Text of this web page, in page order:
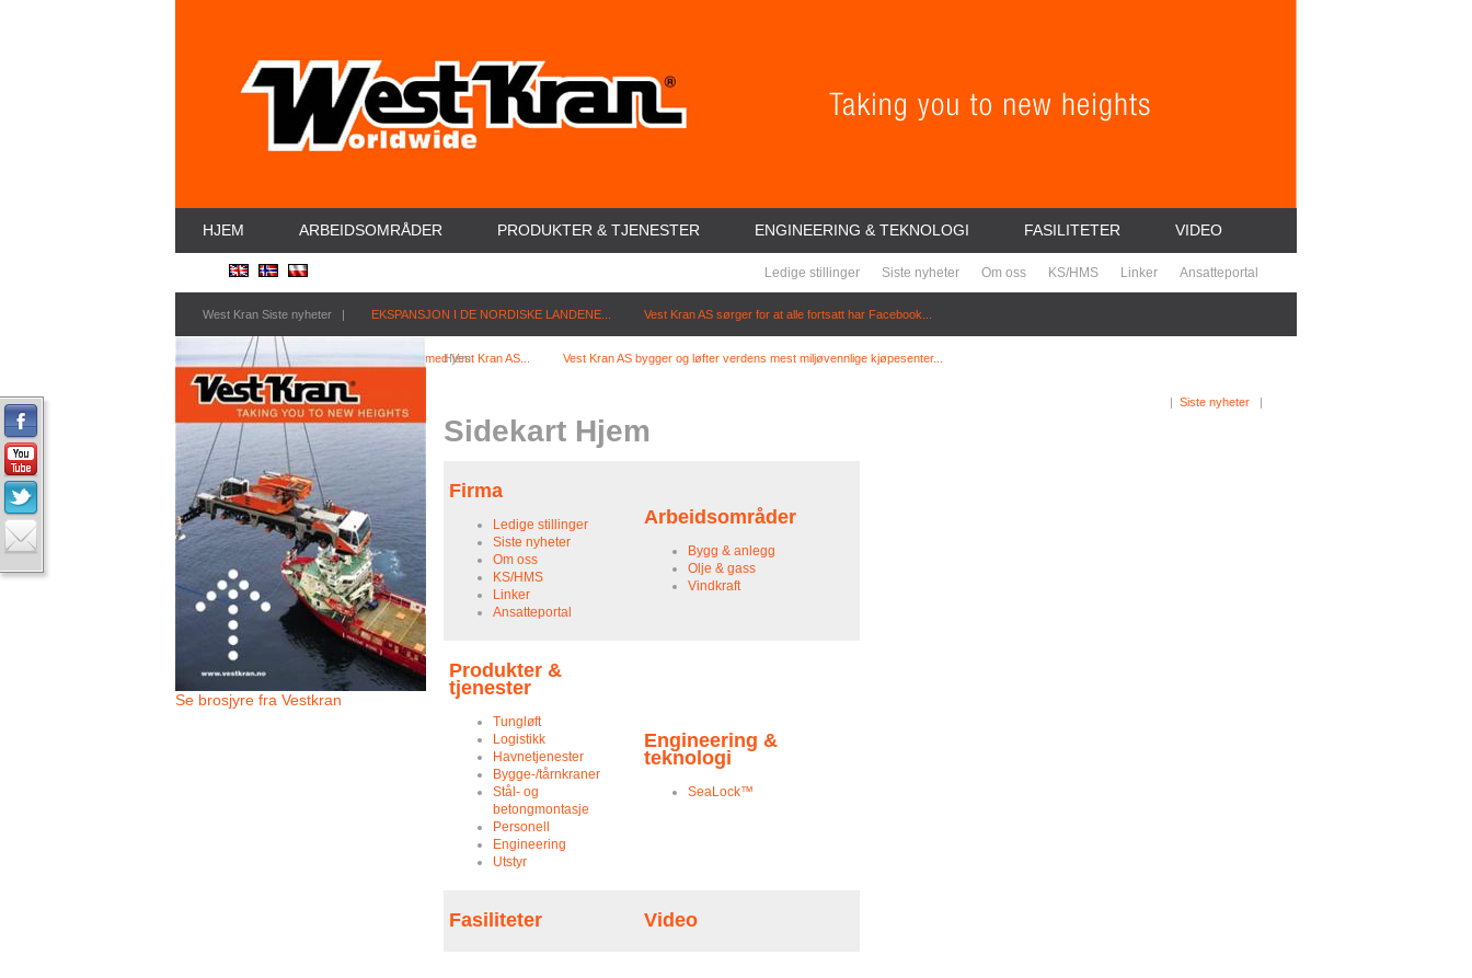
HJEM ARBEIDSOMRÅDER PRODUKTER & TJENESTER ENGINEERING & TEKNOLOGI FASILITETER VIDEO
Ledige stillinger Siste nyheter Om oss KS/HMS Linker Ansatteportal
West Kran Siste nyheter | EKSPANSJON I DE NORDISKE LANDENE... Vest Kran AS sørger for at alle fortsatt har Facebook...
Nordex har inngått en langsiktig avtale med Vest Kran AS... Vest Kran AS bygger og løfter verdens mest miljøvennlige kjøpesenter...
| Siste nyheter |
Se brosjyre fra Vestkran
Hjem
Sidekart Hjem
Firma
Ledige stillinger
Siste nyheter
Om oss
KS/HMS
Linker
Ansatteportal
Arbeidsområder
Bygg & anlegg
Olje & gass
Vindkraft
Produkter &
tjenester
Tungløft
Logistikk
Havnetjenester
Bygge-/tårnkraner
Stål- og
betongmontasje
Personell
Engineering
Utstyr
Engineering &
teknologi
SeaLock™
Fasiliteter Video